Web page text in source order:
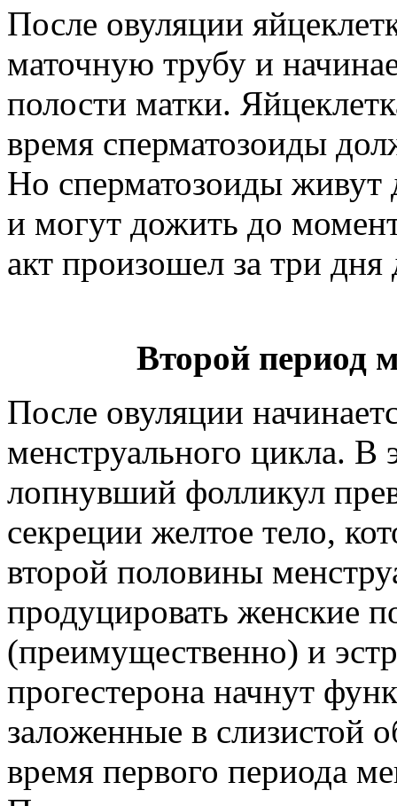
После овуляции
маточную трубу и
полости матки.
время сперматозоиды
Но сперматозоиды живут
и могут дожить до
акт произошел за три дня
Второй период
После овуляции
менструального цикла.
лопнувший фолликул
секреции желтое тело,
второй половины
продуцировать женские
(преимущественно) и
прогестерона начнут
заложенные в слизистой
время первого периода